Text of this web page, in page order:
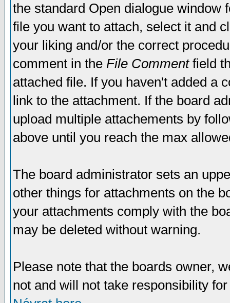
the standard Open dialogue window
file you want to attach, select it and
your liking and/or the correct
comment in the File Commentfield
attached file. If you haven't added a
link to the attachment. If the board
upload multiple attachements by
above until you reach the max
The board administrator sets an
other things for attachments on the
your attachments comply with the
may be deleted without warning.
Please note that the boards owner,
not and will not take responsibility